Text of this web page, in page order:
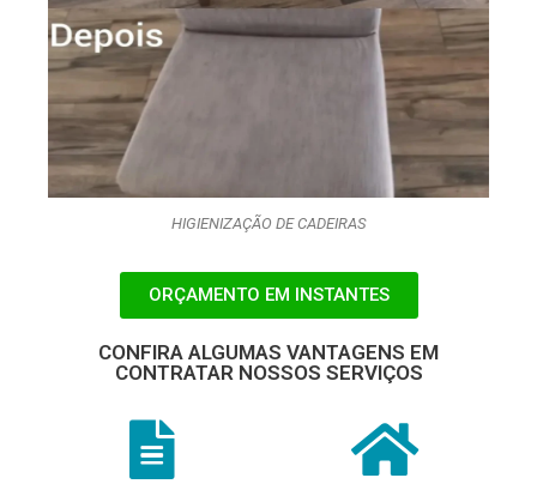
HIGIENIZAÇÃO DE CADEIRAS
ORÇAMENTO EM INSTANTES
CONFIRA ALGUMAS VANTAGENS EM
CONTRATAR NOSSOS SERVIÇOS